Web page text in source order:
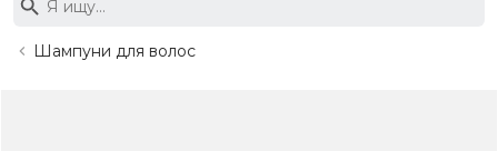
Шампуни для волос